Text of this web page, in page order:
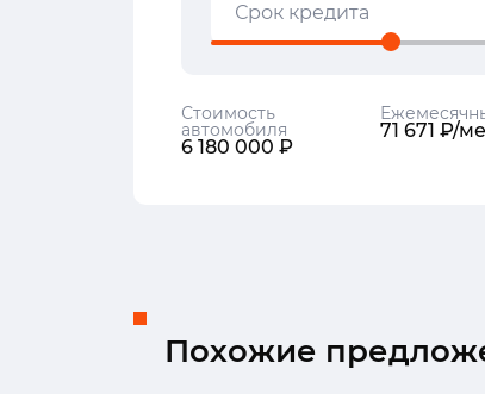
Срок кредита
Стоимость
автомобиля
6 180 000 ₽
71 671 ₽/
Похожие